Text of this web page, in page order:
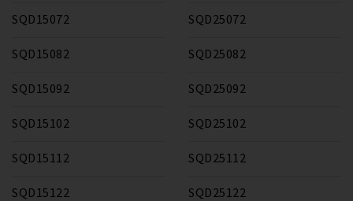
SQD15072
SQD15082
SQD15092
SQD15102
SQD15112
SQD15122
SQD25072
SQD25082
SQD25092
SQD25102
SQD25112
SQD25122